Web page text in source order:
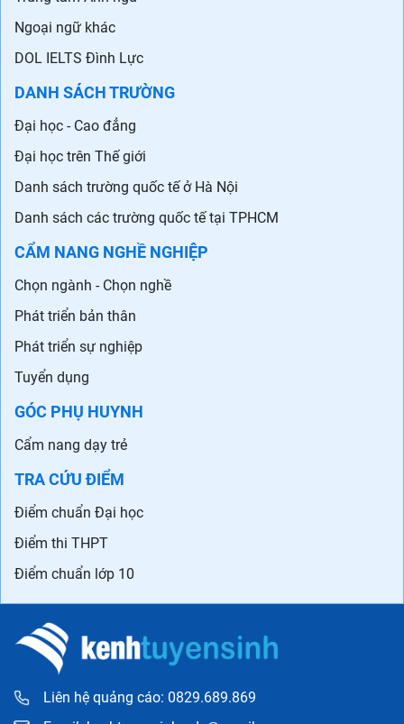
Ngoại ngữ khác
DOL IELTS Đình Lực
DANH SÁCH TRƯỜNG
Đại học - Cao đẳng
Đại học trên Thế giới
Danh sách trường quốc tế ở Hà Nội
Danh sách các trường quốc tế tại TPHCM
CẨM NANG NGHỀ NGHIỆP
Chọn ngành - Chọn nghề
Phát triển bản thân
Phát triển sự nghiệp
Tuyển dụng
GÓC PHỤ HUYNH
Cẩm nang dạy trẻ
TRA CỨU ĐIỂM
Điểm chuẩn Đại học
Điểm thi THPT
Điểm chuẩn lớp 10
Liên hệ quảng cáo: 0829.689.869